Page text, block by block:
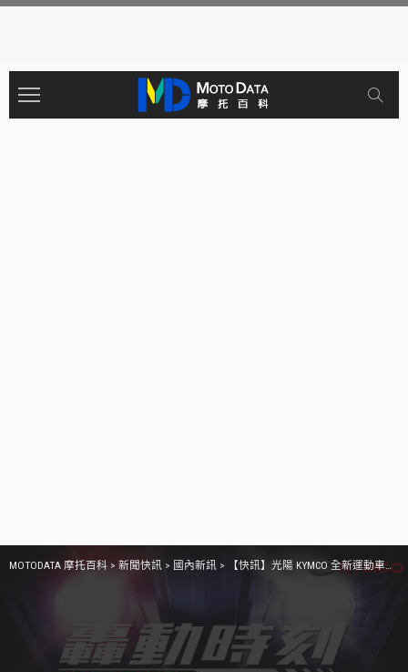
MOTODATA 摩托百科 > 新聞快訊 > 國內新訊 > 【快訊】光陽 KYMCO 全新運動車款 9/26 發表！